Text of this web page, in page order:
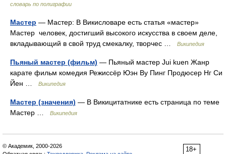
словарь по полиграфии
Мастер — Мастер: В Викисловаре есть статья «мастер»
Мастер человек, достигший высокого искусства в своем деле,
вкладывающий в свой труд смекалку, творчес …
Википедия
Пьяный мастер (фильм) — Пьяный мастер Jui kuen Жанр
карате фильм комедия Режиссёр Юэн Ву Пинг Продюсер Нг Си
Йен …
Википедия
Мастер (значения) — В Викицитатнике есть страница по теме
Мастер …
Википедия
18+
© Академик, 2000-2026